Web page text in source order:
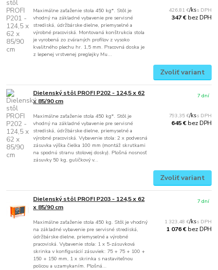
Maximálne zaťaženie stola 450 kg*. Stôl je
vhodný na základné vybavenie pre servisné
strediská, údržbárske dielne, priemyselné a
výrobné pracoviská. Montovaná konštrukcia stola
je vyrobená zo zváraných profilov z vysoko
kvalitného plechu hr. 1,5 mm. Pracovná doska je
z lepenej vrstvenej preglejky Mu...
426,81 €/ks
347 €bez DPH
Zvoliť variant
Dielenský stôl PROFI P202 - 124,5 x 62
x 85/90 cm
Maximálne zaťaženie stola 450 kg*. Stôl je
vhodný na základné vybavenie pre servisné
strediská, údržbárske dielne, priemyselné a
výrobné pracoviská. Vybavenie stola: 2 x podvesná
zásuvka výška čielka 100 mm (montáž skrutkami
na spodnú stranu stolovej dosky). Plošná nosnosť
zásuvky 50 kg, guličkový v...
793,35 €/ks
645 €bez DPH
7 dní
Zvoliť variant
Dielenský stôl PROFI P203 - 124,5 x 62
x 85/90 cm
Maximálne zaťaženie stola 450 kg. Stôl je vhodný
na základné vybavenie pre servisné strediská,
údržbárske dielne, priemyselné a výrobné
pracoviská. Vybavenie stola: 1 x 5-zásuvková
skrinka v konfigurácií zásuviek: 75 + 75 + 100 +
150 + 150 mm, 1 x skrinka s nastaviteľnou
policou a uzamykaním. Plošná...
1 323,48 €/ks
1 076 €bez DPH
7 dní